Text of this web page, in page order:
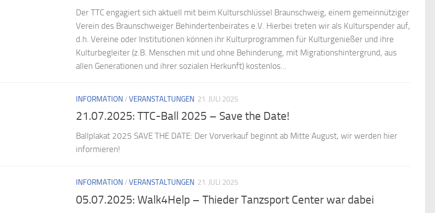
Der TTC engagiert sich aktuell mit beim Kulturschlüssel Braunschweig, einem gemeinnütziger
Verein des Braunschweiger Behindertenbeirates e.V. Hierbei treten wir als Kulturspender auf,
d.h. Vereine oder Institutionen können ihr Kulturprogrammen für Kulturgenießer und ihre
Kulturbegleiter (z.B. Menschen mit und ohne Behinderung, mit Migrationshintergrund, aus
allen Generationen und ihrer sozialen Herkunft) kostenlos...
INFORMATION /VERANSTALTUNGEN 21. JULI 2025
21.07.2025: TTC-Ball 2025 – Save the Date!
Ballplakat 2025 SAVE THE DATE: Der Vorverkauf beginnt ab Mitte August, wir werden hier
informieren!
INFORMATION /VERANSTALTUNGEN 21. JULI 2025
05.07.2025: Walk4Help – Thieder Tanzsport Center war dabei